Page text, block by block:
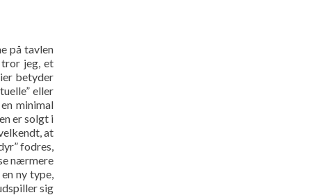
på tavlen
tror jeg, et
betyder
eller
minimal
er solgt i
at
fodres,
nærmere
ny type,
sig